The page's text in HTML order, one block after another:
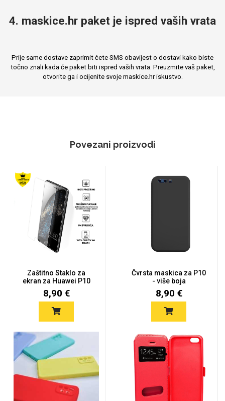
4. maskice.hr paket je ispred vaših vrata
Prije same dostave zaprimit ćete SMS obavijest o dostavi kako biste
točno znali kada će paket biti ispred vaših vrata. Preuzmite vaš paket,
otvorite ga i ocijenite svoje maskice.hr iskustvo.
Povezani proizvodi
Zaštitno Staklo za
ekran za Huawei P10
(2D) -...
8,90 €
Čvrsta maskica za P10
- više boja
8,90 €